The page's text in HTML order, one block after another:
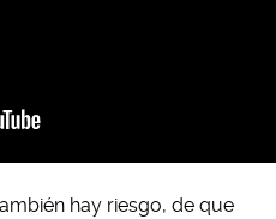
hay riesgo, de que